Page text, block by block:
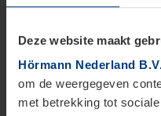
Deze website maakt
Hörmann Nederland
om de weergegeven
met betrekking tot